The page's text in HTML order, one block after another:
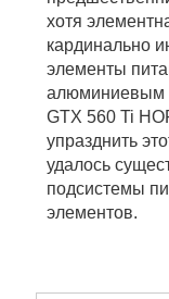
хотя
кардинально
элементы
алюминиевым
GTX 560 Ti
упразднить
удалось
подсистемы
элементов.